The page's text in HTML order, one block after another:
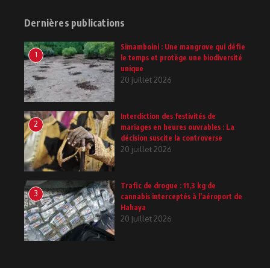
Dernières publications
1
Simamboini : Une mangrove qui défie
le temps et protège une biodiversité
unique
20 juillet 2026
2
Interdiction des festivités de
mariages en heures ouvrables : La
décision suscite la controverse
20 juillet 2026
3
Trafic de drogue : 11,3 kg de
cannabis interceptés à l’aéroport de
Hahaya
20 juillet 2026